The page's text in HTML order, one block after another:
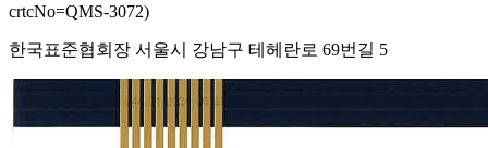
crtcNo=QMS-3072)
한국표준협회장 서울시 강남구 테헤란로 69번길 5